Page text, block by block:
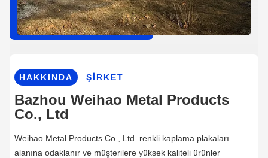
HAKKINDA ŞIRKET
Bazhou Weihao Metal Products
Co., Ltd
Weihao Metal Products Co., Ltd. renkli kaplama plakaları
alanına odaklanır ve müşterilere yüksek kaliteli ürünler